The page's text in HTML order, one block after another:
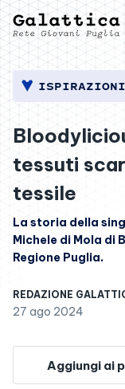
ISPIRAZIONI
tessuti
tessile
La storia della
Michele di Mola di
Regione Puglia.
REDAZIONE
27 ago 2024
Aggiungi ai